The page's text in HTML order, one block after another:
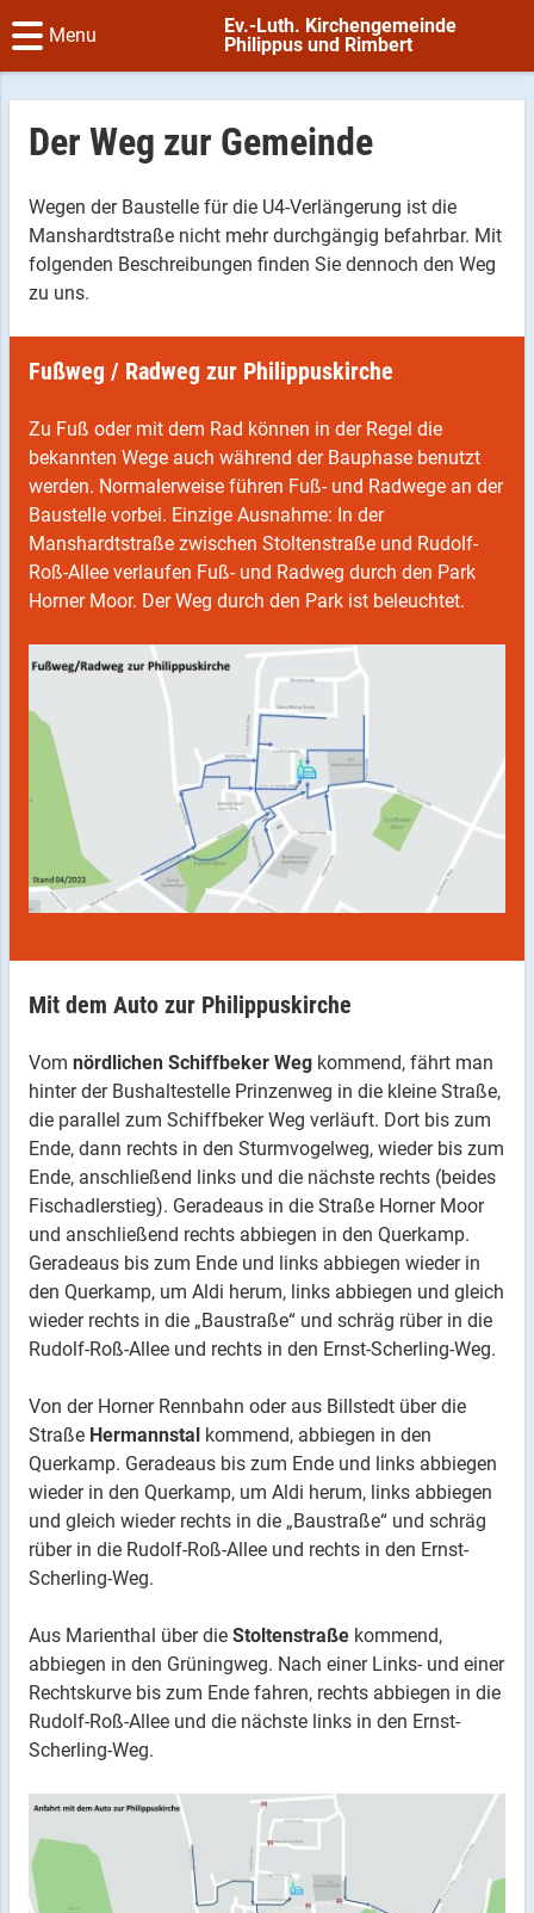
Ev.-Luth. Kirchengemeinde
Philippus und Rimbert
Menu
Der Weg zur Gemeinde
Wegen der Baustelle für die U4-Verlängerung ist die
Manshardtstraße nicht mehr durchgängig befahrbar. Mit
folgenden Beschreibungen finden Sie dennoch den Weg
zu uns.
Fußweg / Radweg zur Philippuskirche
Zu Fuß oder mit dem Rad können in der Regel die
bekannten Wege auch während der Bauphase benutzt
werden. Normalerweise führen Fuß- und Radwege an der
Baustelle vorbei. Einzige Ausnahme: In der
Manshardtstraße zwischen Stoltenstraße und Rudolf-
Roß-Allee verlaufen Fuß- und Radweg durch den Park
Horner Moor. Der Weg durch den Park ist beleuchtet.
Mit dem Auto zur Philippuskirche
Vom nördlichen Schiffbeker Weg kommend, fährt man
hinter der Bushaltestelle Prinzenweg in die kleine Straße,
die parallel zum Schiffbeker Weg verläuft. Dort bis zum
Ende, dann rechts in den Sturmvogelweg, wieder bis zum
Ende, anschließend links und die nächste rechts (beides
Fischadlerstieg). Geradeaus in die Straße Horner Moor
und anschließend rechts abbiegen in den Querkamp.
Geradeaus bis zum Ende und links abbiegen wieder in
den Querkamp, um Aldi herum, links abbiegen und gleich
wieder rechts in die „Baustraße“ und schräg rüber in die
Rudolf-Roß-Allee und rechts in den Ernst-Scherling-Weg.
Von der Horner Rennbahn oder aus Billstedt über die
Straße Hermannstal kommend, abbiegen in den
Querkamp. Geradeaus bis zum Ende und links abbiegen
wieder in den Querkamp, um Aldi herum, links abbiegen
und gleich wieder rechts in die „Baustraße“ und schräg
rüber in die Rudolf-Roß-Allee und rechts in den Ernst-
Scherling-Weg.
Aus Marienthal über die Stoltenstraße kommend,
abbiegen in den Grüningweg. Nach einer Links- und einer
Rechtskurve bis zum Ende fahren, rechts abbiegen in die
Rudolf-Roß-Allee und die nächste links in den Ernst-
Scherling-Weg.